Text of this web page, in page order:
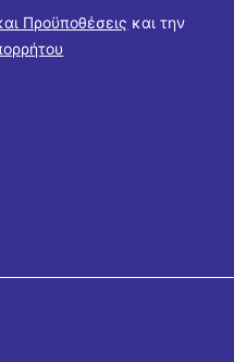
Προϋποθέσεις και την